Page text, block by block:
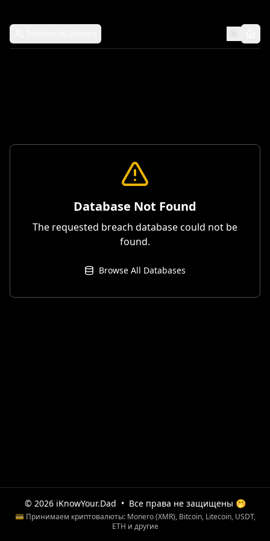
Database Not Found
The requested breach database could not be
found.
Browse All Databases
© 2026 iKnowYour.Dad • Все права не защищены 🤭
💳 Принимаем криптовалюты: Monero (XMR), Bitcoin, Litecoin, USDT,
ETH и другие